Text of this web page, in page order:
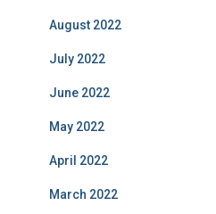
August 2022
July 2022
June 2022
May 2022
April 2022
March 2022